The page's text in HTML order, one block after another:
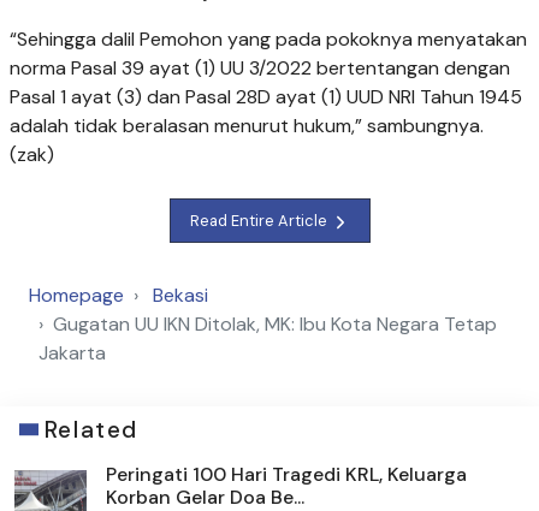
“Sehingga dalil Pemohon yang pada pokoknya menyatakan
norma Pasal 39 ayat (1) UU 3/2022 bertentangan dengan
Pasal 1 ayat (3) dan Pasal 28D ayat (1) UUD NRI Tahun 1945
adalah tidak beralasan menurut hukum,” sambungnya.
(zak)
Read Entire Article
Homepage
Bekasi
Gugatan UU IKN Ditolak, MK: Ibu Kota Negara Tetap
Jakarta
Related
Peringati 100 Hari Tragedi KRL, Keluarga
Korban Gelar Doa Be...